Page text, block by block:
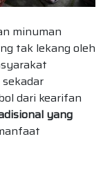
minuman
tak lekang oleh
dari kearifan
yang